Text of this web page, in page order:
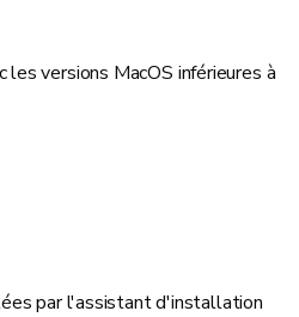
versions MacOS inférieures à
par l'assistant d'installation